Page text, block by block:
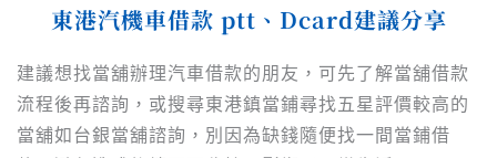
東港汽機車借款 ptt、Dcard建議分享
建議想找當舖辦理汽車借款的朋友，可先了解當舖借款
流程後再諮詢，或搜尋東港鎮當鋪尋找五星評價較高的
當舖如台銀當舖諮詢，別因為缺錢隨便找一間當鋪借